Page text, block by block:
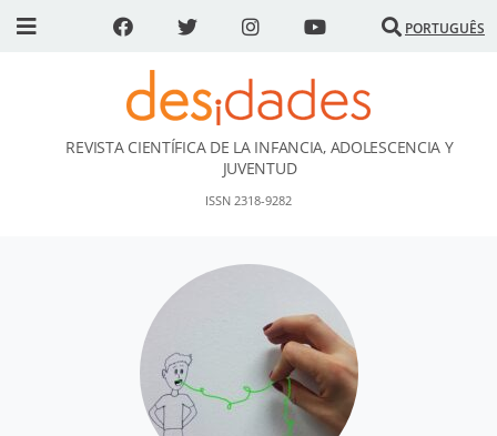
PORTUGUÊS
DESidades
REVISTA CIENTÍFICA DE LA INFANCIA, ADOLESCENCIA Y
JUVENTUD
ISSN 2318-9282